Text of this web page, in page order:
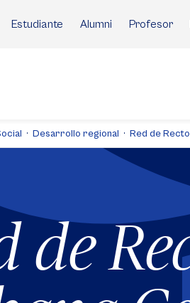
Estudiante Alumni Profesor
Desarrollo regional Red de
de